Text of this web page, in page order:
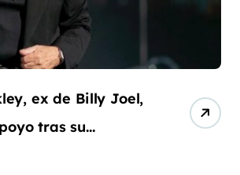
ex de Billy Joel,
tras su
salud